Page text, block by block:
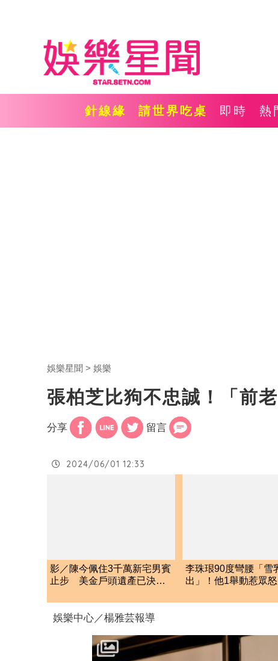
針線緣 請世界吃桌 即時 熱
娛樂星聞 娛樂
張柏芝比狗不忠誠！「前
分享 留言
2024/06/01 12:33
影／陳今佩住3千萬新宅男賓
止步 美金戶頭遺產已決定
李珠珢90度彎腰「雪
出」！他1舉動惹眾
娛樂中心／楊雅芸報導